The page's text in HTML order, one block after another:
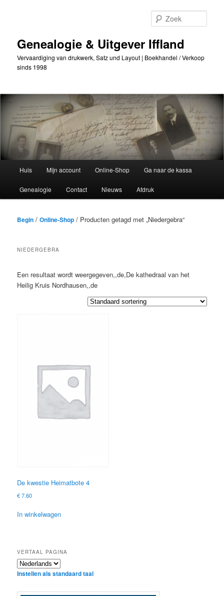
inhoudGenealogie & Uitgever Iffland
Vervaardiging van drukwerk, Satz und Layout | Boekhandel / Verkoop
sinds 1998
Huis Mijn account Online-Shop Ga naar de kassa
Genealogie Contact Nieuws Afdruk
Begin /Online-Shop / Producten getagd met „Niedergebra“
NIEDERGEBRA
Een resultaat wordt weergegeven,,de,De kathedraal van het
Heilig Kruis Nordhausen,,de
De kwestie Heimatbote 4
€7.60
In winkelwagen
VERTAAL PAGINA
Instellen als standaard taal